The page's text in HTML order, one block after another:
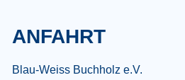
ANFAHRT
Blau-Weiss Buchholz e.V.